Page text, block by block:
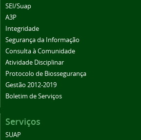
SEI/Suap
A3P
Integridade
Segurança da Informação
Consulta à Comunidade
Atividade Disciplinar
Protocolo de Biossegurança
Gestão 2012-2019
Boletim de Serviços
Serviços
SUAP